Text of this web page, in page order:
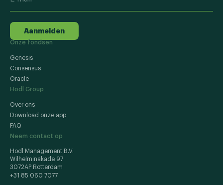
Aanmelden
Onze fondsen
Genesis
Consensus
Oracle
Hodl Group
Over ons
Download onze app
FAQ
Neem contact op
Hodl Management B.V.
Wilhelminakade 97
3072AP Rotterdam
+31 85 060 7077